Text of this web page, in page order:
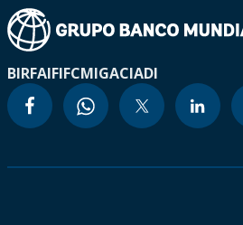
BIRFAIFIFCMIGACIADI